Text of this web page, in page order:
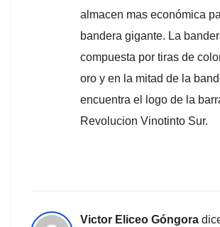
almacen mas económica
bandera gigante. La
compuesta por tiras de
oro y en la mitad de la
encuentra el logo de la
Revolucion Vinotinto Sur.
Victor Eliceo Góngora